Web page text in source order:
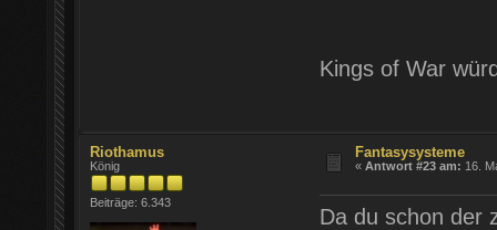
Kings of War
Riothamus
König
Beiträge: 6.343
Fantasysysteme
«Antwort #23 am: 16.
Da du schon der